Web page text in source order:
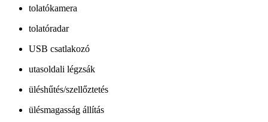
tolatókamera
tolatóradar
USB csatlakozó
utasoldali légzsák
üléshűtés/szellőztetés
ülésmagasság állítás